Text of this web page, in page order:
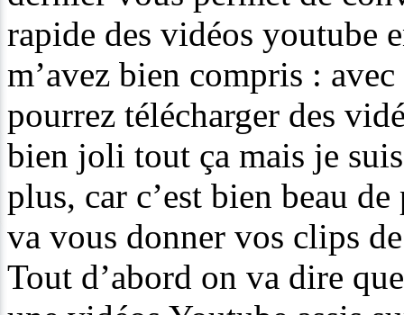
rapide des vidéos youtube
m’avez bien compris :
pourrez télécharger des
bien joli tout ça mais je
plus, car c’est bien beau
va vous donner vos clips
Tout d’abord on va dire